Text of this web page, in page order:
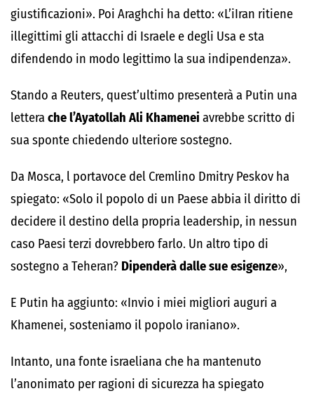
giustificazioni». Poi Araghchi ha detto: «L’iIran ritiene
illegittimi gli attacchi di Israele e degli Usa e sta
difendendo in modo legittimo la sua indipendenza».
Stando a Reuters, quest’ultimo presenterà a Putin una
lettera che l’Ayatollah Ali Khamenei avrebbe scritto di
sua sponte chiedendo ulteriore sostegno.
Da Mosca, l portavoce del Cremlino Dmitry Peskov ha
spiegato: «Solo il popolo di un Paese abbia il diritto di
decidere il destino della propria leadership, in nessun
caso Paesi terzi dovrebbero farlo. Un altro tipo di
sostegno a Teheran? Dipenderà dalle sue esigenze»,
E Putin ha aggiunto: «Invio i miei migliori auguri a
Khamenei, sosteniamo il popolo iraniano».
Intanto, una fonte israeliana che ha mantenuto
l’anonimato per ragioni di sicurezza ha spiegato